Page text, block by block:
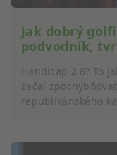
Jak dobrý
podvodník,
Handicap 2,8? To
začal
republikánského